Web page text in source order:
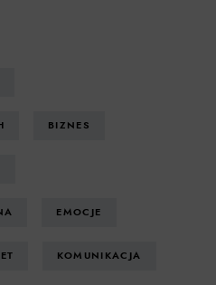
BIZNES
EMOCJE
KOMUNIKACJA